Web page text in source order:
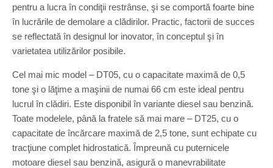
pentru a lucra în condiţii restrânse, şi se comportă foarte bine
în lucrările de demolare a clădirilor. Practic, factorii de succes
se reflectată în designul lor inovator, în conceptul şi în
varietatea utilizărilor posibile.
Cel mai mic model – DT05, cu o capacitate maximă de 0,5
tone şi o lăţime a maşinii de numai 66 cm este ideal pentru
lucrul în clădiri. Este disponibil în variante diesel sau benzină.
Toate modelele, până la fratele să mai mare – DT25, cu o
capacitate de încărcare maximă de 2,5 tone, sunt echipate cu
tracţiune complet hidrostatică. Împreună cu puternicele
motoare diesel sau benzină, asigură o manevrabilitate